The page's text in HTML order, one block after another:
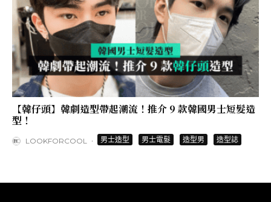
【韓仔頭】韓劇造型帶起潮流！推介 9 款韓國男士短髮造
型！
LOOKFORCOOL · 男士造型 男士電髮 造型男 造型誌